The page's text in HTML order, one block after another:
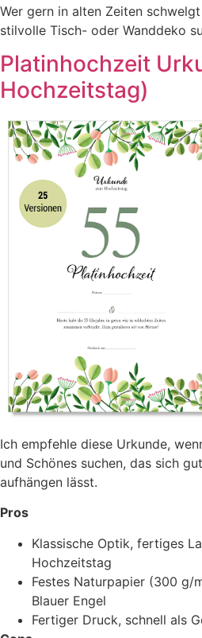
Wer gern in alten Zeiten
stilvolle Tisch- oder Wanddeko
Platinhochzeit
Hochzeitstag)
Ich empfehle diese Urkunde,
und Schönes suchen, das sich
aufhängen lässt.
Pros
Klassische Optik, fertiges
Hochzeitstag
Festes Naturpapier (300 g/
Blauer Engel
Fertiger Druck, schnell als